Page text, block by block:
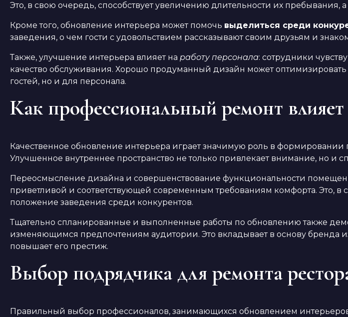
Это, в свою очередь, способствует увеличению длительности их пребывания,
Кроме того, обновление интерьера может помочь выделиться среди
заведения, о чем гости с удовольствием рассказывают своим друзьям и
Также, улучшение интерьера влияет на работу персонала: сотрудники
качество обслуживания. Хорошо продуманный дизайн может
гостей, но и для персонала.
Как профессиональный ремонт
Качественное обновление интерьера играет значимую роль в
Улучшенное внутреннее пространство не только привлекает внимание, но и
Переосмысление дизайна и совершенствование функциональности
приветливой и соответствующей современным требованиям комфорта. Это,
положение заведения среди конкурентов.
Тщательно спланированные и выполненные работы по обновлению также
изменяющимся предпочтениям аудитории. Это вкладывает в основу бренда
повышает его престиж.
Выбор подрядчика для ремонта
Правильный выбор профессионалов, занимающихся обновлением